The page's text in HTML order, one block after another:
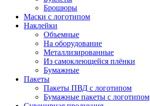
Брошюры
Маски с логотипом
Наклейки
Объемные
На оборудование
Металлизированные
Из самоклеющейся плёнки
Бумажные
Пакеты
Пакеты ПВД с логотипом
Бумажные пакеты с логотипом